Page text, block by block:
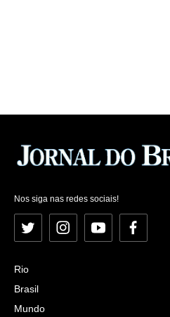
Nos siga nas redes sociais!
Twitter InstagramYouTubeFacebook
Rio
Brasil
Mundo